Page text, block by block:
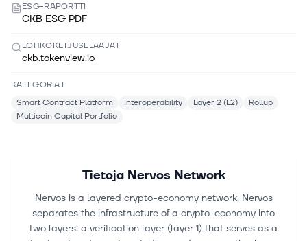
ESG-RAPORTTI
CKB ESG PDF
LOHKOKETJUSELAAJAT
ckb.tokenview.io
KATEGORIAT
Smart Contract Platform
Interoperability Layer 2 (L2)
Rollup
Multicoin Capital Portfolio
Tietoja Nervos Network
Nervos is a layered crypto-economy network. Nervos
separates the infrastructure of a crypto-economy into
two layers: a verification layer (layer 1) that serves as a